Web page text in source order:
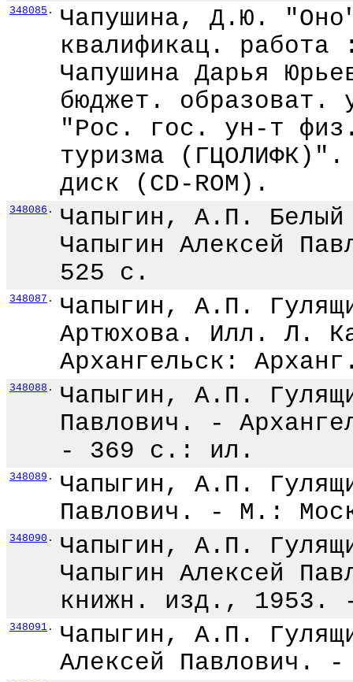
348085 .
Чапушина, Д.Ю.
квалификац.
Чапушина Дарья
бюджет. образоват.
"Рос. гос. ун-т
туризма
диск (CD-ROM).
348086 .
Чапыгин, А.П.
Чапыгин Алексей
525 с.
348087 .
Чапыгин, А.П.
Артюхова. Илл. Л.
Архангельск:
348088 .
Чапыгин, А.П.
Павлович. -
- 369 с.: ил.
348089 .
Чапыгин, А.П.
Павлович. - М.:
348090 .
Чапыгин, А.П.
Чапыгин Алексей
книжн. изд.,
348091 .
Чапыгин, А.П.
Алексей